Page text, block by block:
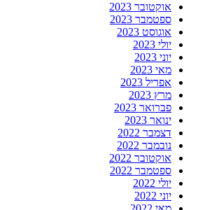
אוקטובר 2023
ספטמבר 2023
אוגוסט 2023
יולי 2023
יוני 2023
מאי 2023
אפריל 2023
מרץ 2023
פברואר 2023
ינואר 2023
דצמבר 2022
נובמבר 2022
אוקטובר 2022
ספטמבר 2022
יולי 2022
יוני 2022